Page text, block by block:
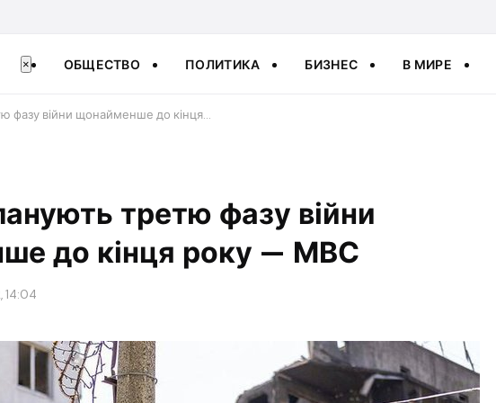
× ОБЩЕСТВО ПОЛИТИКА БИЗНЕС В МИРЕ
фазу війни щонайменше до кінця…
третю фазу війни
до кінця року — МВС
14:04